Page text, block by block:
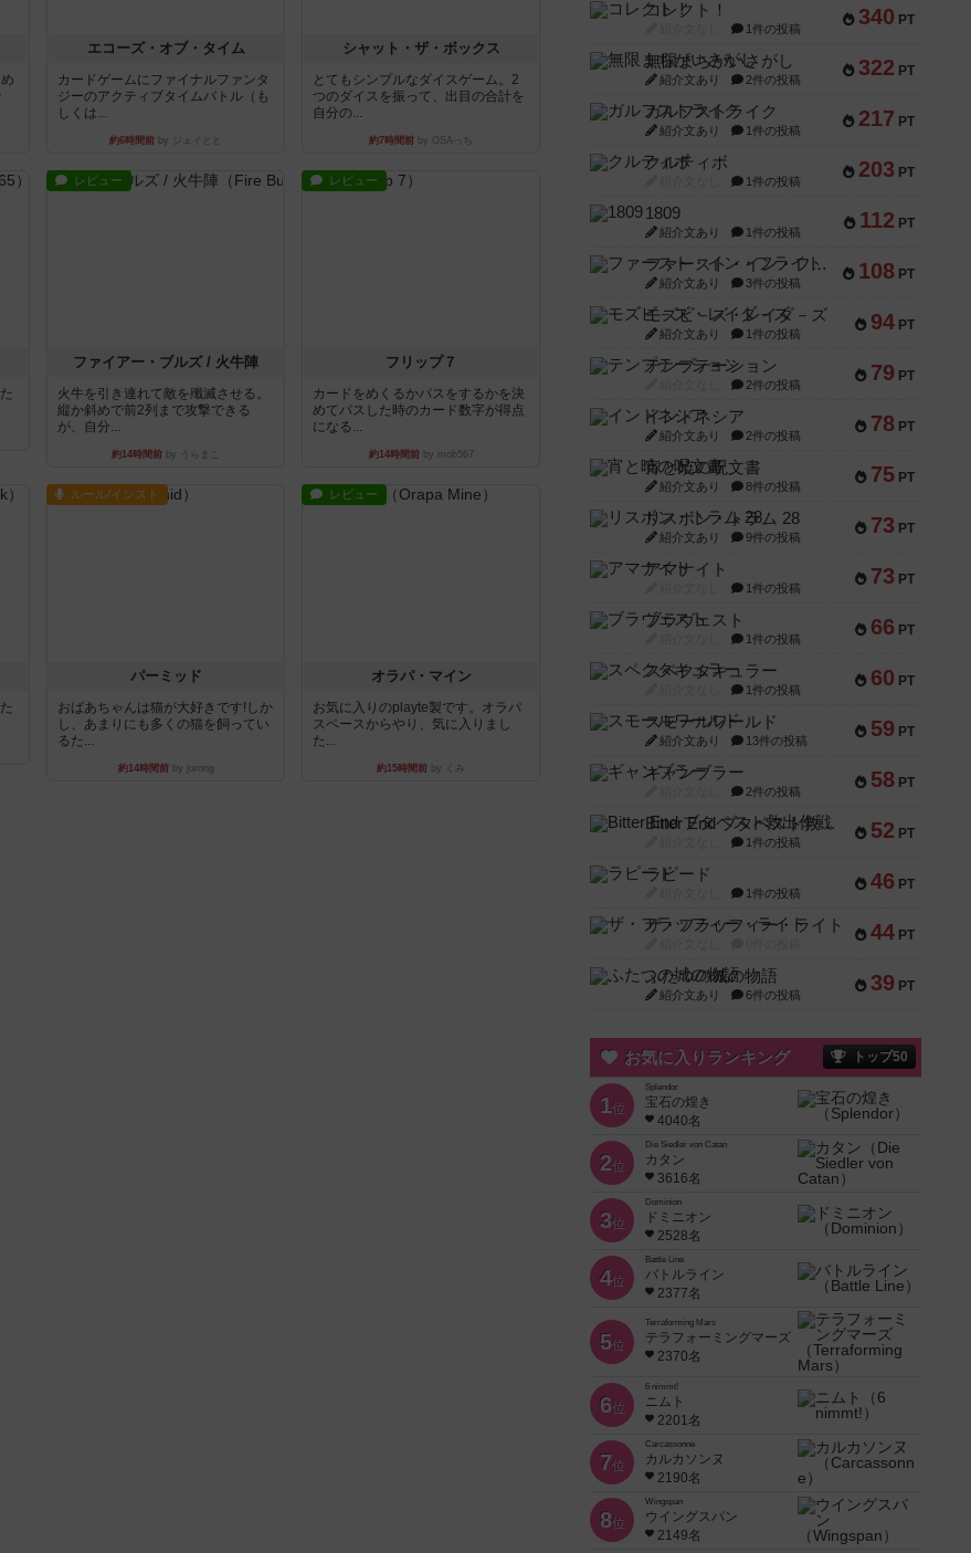
エコーズ・オブ・タイム
カードゲームにファイナルファンタ
ジーのアクティブタイムバトル（も
しくは...
約6時間前 by ジェイとと
シャット・ザ・ボックス
とてもシンプルなダイスゲーム。2
つのダイスを振って、出目の合計を
自分の...
約7時間前 by OSAっち
レビュー
ファイアー・ブルズ / 火牛陣
火牛を引き連れて敵を殲滅させる。
縦か斜めで前2列まで攻撃できる
が、自分...
約14時間前 by うらまこ
レビュー
フリップ７
カードをめくるかパスをするかを決
めてパスした時のカード数字が得点
になる...
約14時間前by mob567
ルール/インスト
パーミッド
おばあちゃんは猫が大好きです!しか
し、あまりにも多くの猫を飼ってい
るた...
約14時間前by jurong
レビュー
オラパ・マイン
お気に入りのplayte製です。オラパ
スペースからやり、気に入りまし
た...
約15時間前 by くみ
340 PT
コレクト！
1件の投稿
322 PT
無限まちがいさがし
紹介文あり 2件の投稿
217 PT
ガルフストライク
紹介文あり 1件の投稿
203 PT
クルティボ
1件の投稿
112 PT
1809
紹介文あり 1件の投稿
108 PT
ファースト・イン・フライト
紹介文あり 3件の投稿
94 PT
モズビ－ズ・レイダ－ズ
紹介文あり 1件の投稿
79 PT
テンプテーション
2件の投稿
78 PT
インドネシア
紹介文あり 2件の投稿
75 PT
宵と暁の呪文書
紹介文あり 8件の投稿
73 PT
リスボン・トラム 28
紹介文あり 9件の投稿
73 PT
アマナイト
1件の投稿
66 PT
ブラヴェスト
1件の投稿
60 PT
スペクタキュラー
1件の投稿
59 PT
スモールワールド
紹介文あり 13件の投稿
58 PT
ギャンブラー
2件の投稿
52 PT
Bitter End ブタペスト救出作戦
1件の投稿
46 PT
ラピード
1件の投稿
44 PT
ザ・フラッフィー・ライト
39 PT
ふたつの城の物語
紹介文あり 6件の投稿
お気に入りランキング トップ50
1位
Splendor
宝石の煌き
4040名
2位
Die Siedler von Catan
カタン
3616名
3位
Dominion
ドミニオン
2528名
4位
Battle Line
バトルライン
2377名
5位
Terraforming Mars
テラフォーミングマーズ
2370名
6位
6 nimmt!
ニムト
2201名
7位
Carcassonne
カルカソンヌ
2190名
8位
Wingspan
ウイングスパン
2149名